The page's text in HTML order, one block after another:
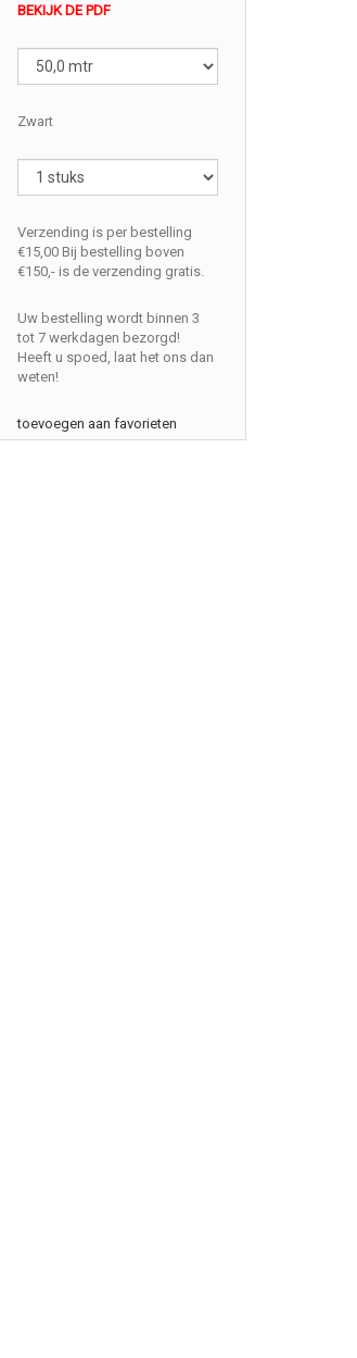
BEKIJK DE PDF
Zwart
Verzending is per bestelling
€15,00 Bij bestelling boven
€150,- is de verzending gratis.
Uw bestelling wordt binnen 3
tot 7 werkdagen bezorgd!
Heeft u spoed, laat het ons dan
weten!
toevoegen aan favorieten